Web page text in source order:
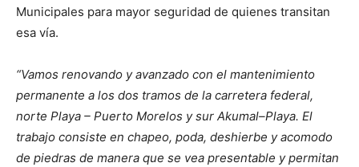
Municipales para mayor seguridad de quienes transitan
esa vía.
“Vamos renovando y avanzado con el mantenimiento
permanente a los dos tramos de la carretera federal,
norte Playa – Puerto Morelos y sur Akumal–Playa. El
trabajo consiste en chapeo, poda, deshierbe y acomodo
de piedras de manera que se vea presentable y permitan